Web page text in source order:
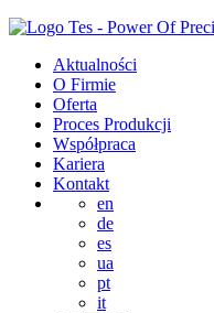
Aktualności
O Firmie
Oferta
Proces Produkcji
Współpraca
Kariera
Kontakt
en
de
es
ua
pt
it